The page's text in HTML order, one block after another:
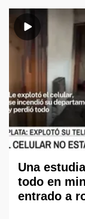
Una
todo en
entrado a